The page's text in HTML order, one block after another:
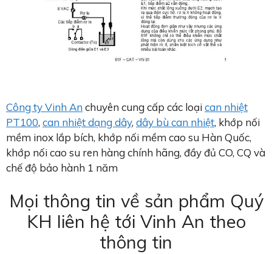
Công ty Vinh An chuyên cung cấp các loạican nhiệt
PT100, can nhiệt dạng dây, dây bù can nhiệt, khớp nối
mềm inox lắp bích, khớp nối mềm cao su Hàn Quốc,
khớp nối cao su ren hàng chính hãng, đầy đủ CO, CQ và
chế độ bảo hành 1 năm
Mọi thông tin về sản phẩm Quý
KH liên hệ tới Vinh An theo
thông tin